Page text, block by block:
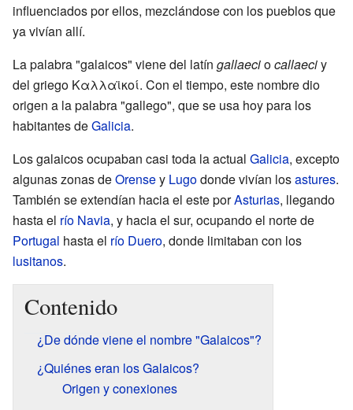
influenciados por ellos, mezclándose con los pueblos que
ya vivían allí.
La palabra "galaicos" viene del latín gallaeciocallaeciy
del griego Καλλαϊκοί. Con el tiempo, este nombre dio
origen a la palabra "gallego", que se usa hoy para los
habitantes deGalicia.
Los galaicos ocupaban casi toda la actual Galicia, excepto
algunas zonas deOrensey Lugodonde vivían losastures.
También se extendían hacia el este porAsturias, llegando
hasta el río Navia, y hacia el sur, ocupando el norte de
Portugal hasta el río Duero, donde limitaban con los
lusitanos.
Contenido
¿De dónde viene el nombre "Galaicos"?
¿Quiénes eran los Galaicos?
Origen y conexiones